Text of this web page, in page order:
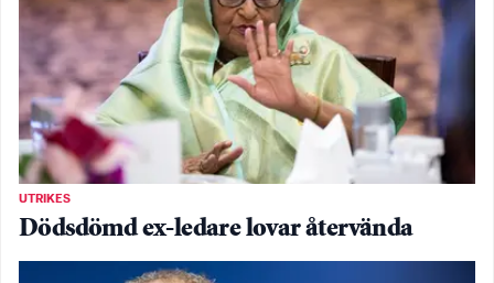
UTRIKES
Dödsdömd ex-ledare lovar återvända